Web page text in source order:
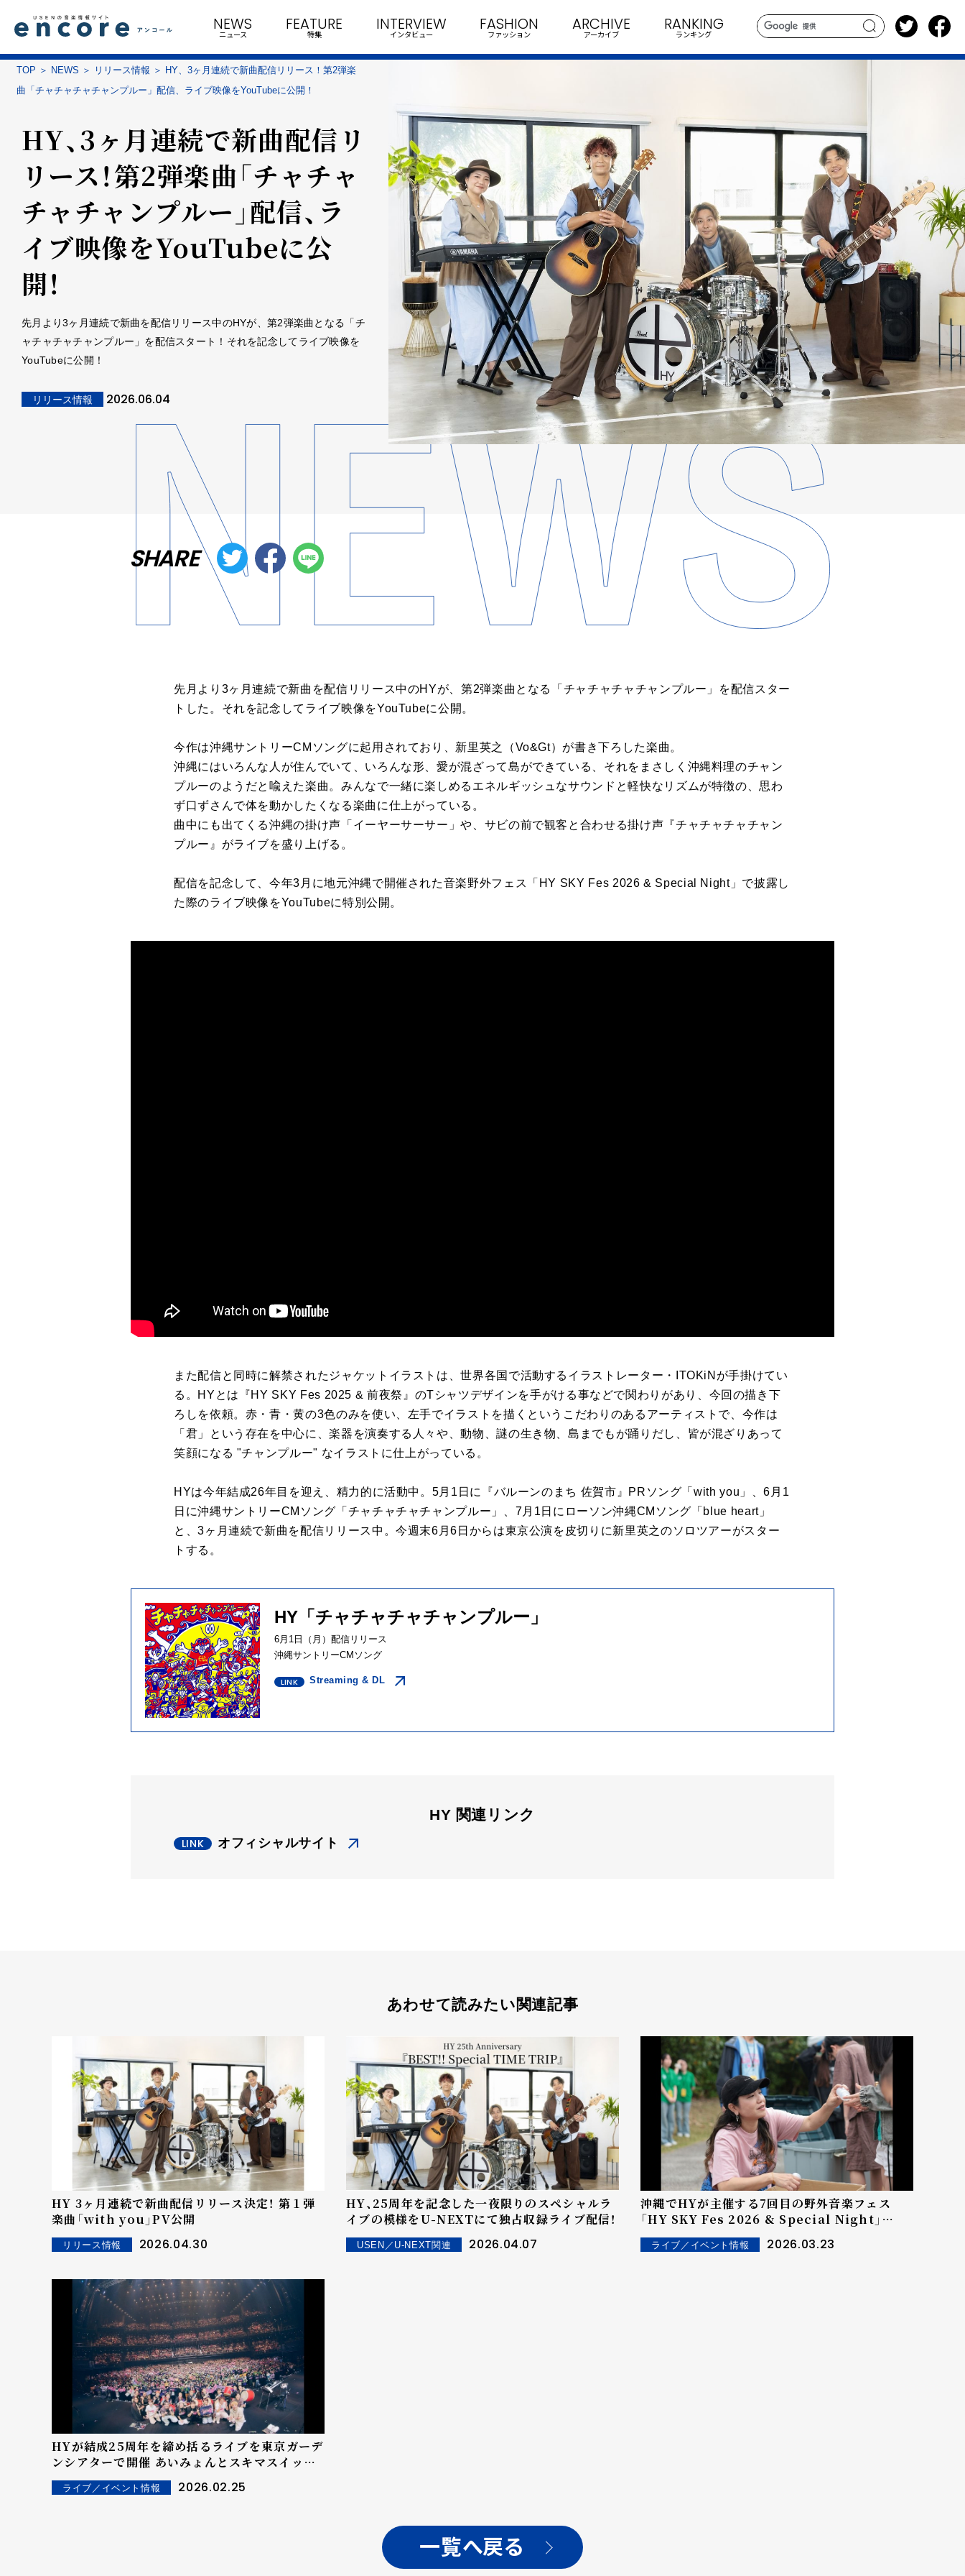
search
NEWS
ニュース
FEATURE
特集
INTERVIEW
インタビュー
FASHION
ファッション
ARCHIVE
アーカイブ
RANKING
ランキング
TOP NEWS リリース情報
HY、3ヶ月連続で新曲配信リリース！第2弾楽
曲「チャチャチャチャンプルー」配信、ライブ映像をYouTubeに公開！
HY、3ヶ月連続で新曲配信リ
リース！第2弾楽曲「チャチャ
チャチャンプルー」配信、ラ
イブ映像をYouTubeに公
開！
先月より3ヶ月連続で新曲を配信リリース中のHYが、第2弾楽曲となる「チ
ャチャチャチャンプルー」を配信スタート！それを記念してライブ映像を
YouTubeに公開！
リリース情報 2026.06.04
SHARE
先月より3ヶ月連続で新曲を配信リリース中のHYが、第2弾楽曲となる「チャチャチャチャンプルー」を配信スター
トした。それを記念してライブ映像をYouTubeに公開。
今作は沖縄サントリーCMソングに起用されており、新里英之（Vo&Gt）が書き下ろした楽曲。
沖縄にはいろんな人が住んでいて、いろんな形、愛が混ざって島ができている、それをまさしく沖縄料理のチャン
プルーのようだと喩えた楽曲。みんなで一緒に楽しめるエネルギッシュなサウンドと軽快なリズムが特徴の、思わ
ず口ずさんで体を動かしたくなる楽曲に仕上がっている。
曲中にも出てくる沖縄の掛け声「イーヤーサーサー」や、サビの前で観客と合わせる掛け声『チャチャチャチャン
プルー』がライブを盛り上げる。
配信を記念して、今年3月に地元沖縄で開催された音楽野外フェス「HY SKY Fes 2026 & Special Night」で披露し
た際のライブ映像をYouTubeに特別公開。
また配信と同時に解禁されたジャケットイラストは、世界各国で活動するイラストレーター・ITOKiNが手掛けてい
る。HYとは『HY SKY Fes 2025 & 前夜祭』のTシャツデザインを手がける事などで関わりがあり、今回の描き下
ろしを依頼。赤・青・黄の3色のみを使い、左手でイラストを描くというこだわりのあるアーティストで、今作は
「君」という存在を中心に、楽器を演奏する人々や、動物、謎の生き物、島までもが踊りだし、皆が混ざりあって
笑顔になる "チャンプルー" なイラストに仕上がっている。
HYは今年結成26年目を迎え、精力的に活動中。5月1日に『バルーンのまち 佐賀市』PRソング「with you」、6月1
日に沖縄サントリーCMソング「チャチャチャチャンプルー」、7月1日にローソン沖縄CMソング「blue heart」
と、3ヶ月連続で新曲を配信リリース中。今週末6月6日からは東京公演を皮切りに新里英之のソロツアーがスター
トする。
HY「チャチャチャチャンプルー」
6月1日（月）配信リリース
沖縄サントリーCMソング
Streaming & DL
HY 関連リンク
オフィシャルサイト
あわせて読みたい関連記事
HY 3ヶ月連続で新曲配信リリース決定！ 第１弾
楽曲「with you」PV公開
リリース情報 2026.04.30
HY、25周年を記念した一夜限りのスペシャルラ
イブの模様をU-NEXTにて独占収録ライブ配信！
USEN／U-NEXT関連 2026.04.07
沖縄でHYが主催する7回目の野外音楽フェス
「HY SKY Fes 2026 & Special Night」
DAY2はエンタメの百花繚乱！ DAY2＜
Neil(Opening Act)/ YURIYAN
ライブ／イベント情報 2026.03.23
HYが結成25周年を締め括るライブを東京ガーデ
ンシアターで開催 あいみょんとスキマスイッチ
大橋卓弥もお祝いに駆けつけた一夜限りのスペ
シャルライブに アンコールでは今年9月から全国
ライブ／イベント情報 2026.02.25
一覧へ戻る